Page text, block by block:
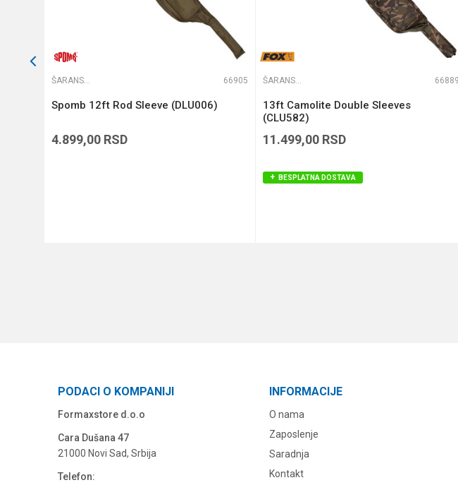
ŠARANSKE FUTROLE 66905
Spomb 12ft Rod Sleeve (DLU006)
4.899,00 RSD
ŠARANSKE FUTROLE 66889
13ft Camolite Double Sleeves
(CLU582)
11.499,00 RSD
BESPLATNA DOSTAVA
PODACI O KOMPANIJI
Formaxstore d.o.o
Cara Dušana 47
21000 Novi Sad, Srbija
Telefon:
INFORMACIJE
O nama
Zaposlenje
Saradnja
Kontakt